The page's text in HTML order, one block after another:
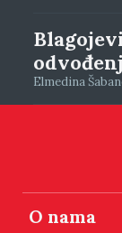
Elmedina
O nama